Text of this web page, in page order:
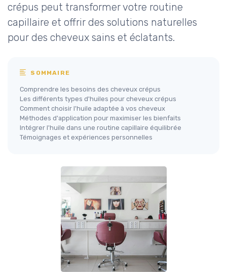
crépus peut transformer votre routine
capillaire et offrir des solutions naturelles
pour des cheveux sains et éclatants.
SOMMAIRE
Comprendre les besoins des cheveux crépus
Les différents types d'huiles pour cheveux crépus
Comment choisir l'huile adaptée à vos cheveux
Méthodes d'application pour maximiser les bienfaits
Intégrer l'huile dans une routine capillaire équilibrée
Témoignages et expériences personnelles